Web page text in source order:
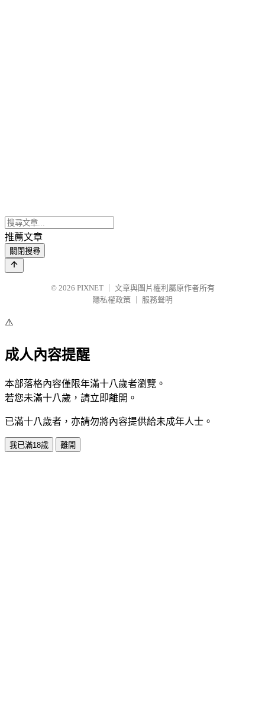
推薦文章
關閉搜尋
© 2026 PIXNET
文章與圖片權利屬原作者所有
隱私權政策
服務聲明
⚠️
成人內容提醒
本部落格內容僅限年滿十八歲者瀏覽。
若您未滿十八歲，請立即離開。
已滿十八歲者，亦請勿將內容提供給未成年人士。
我已滿18歲 離開